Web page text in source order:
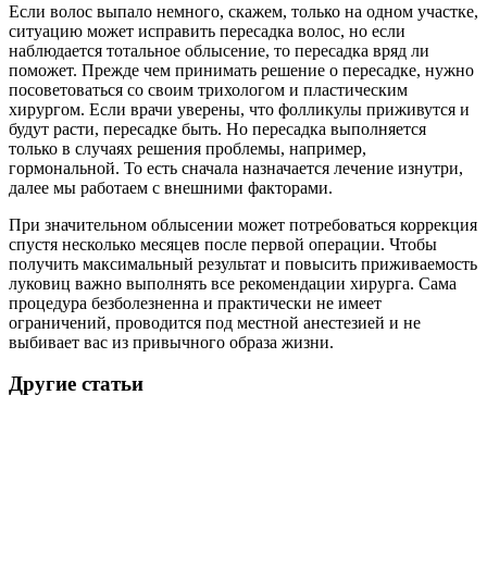
Если волос выпало немного, скажем, только на одном участке,
ситуацию может исправить пересадка волос, но если
наблюдается тотальное облысение, то пересадка вряд ли
поможет. Прежде чем принимать решение о пересадке, нужно
посоветоваться со своим трихологом и пластическим
хирургом. Если врачи уверены, что фолликулы приживутся и
будут расти, пересадке быть. Но пересадка выполняется
только в случаях решения проблемы, например,
гормональной. То есть сначала назначается лечение изнутри,
далее мы работаем с внешними факторами.
При значительном облысении может потребоваться коррекция
спустя несколько месяцев после первой операции. Чтобы
получить максимальный результат и повысить приживаемость
луковиц важно выполнять все рекомендации хирурга. Сама
процедура безболезненна и практически не имеет
ограничений, проводится под местной анестезией и не
выбивает вас из привычного образа жизни.
Другие статьи